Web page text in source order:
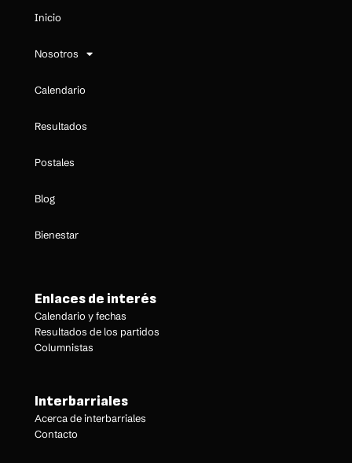
Inicio
Nosotros
Calendario
Resultados
Postales
Blog
Bienestar
Enlaces de interés
Calendario y fechas
Resultados de los partidos
Columnistas
Interbarriales
Acerca de interbarriales
Contacto